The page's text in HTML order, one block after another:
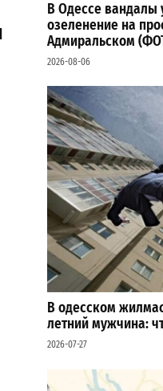
В Одессе вандалы
озеленение на
Адмиральском
2026-08-06
В одесском
летний мужчина:
2026-07-27